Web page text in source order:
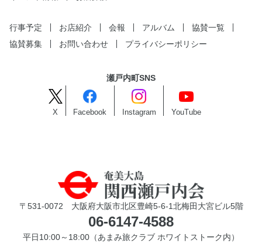
行事予定 お店紹介 会報 アルバム
協賛一覧
協賛募集
お問い合わせ プライバシーポリシー
瀬戸内町SNS
X Facebook Instagram YouTube
〒531-0072 大阪府大阪市北区豊崎5-6-1北梅田大宮ビル5階
06-6147-4588
平日10:00～18:00（あまみ旅クラブ ホワイトストーク内）